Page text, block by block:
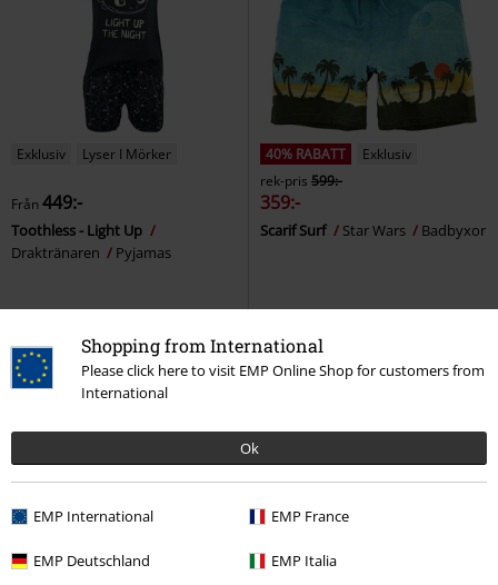
Shopping from International
Please click here to visit EMP Online Shop for customers from
International
Ok
EMP International EMP France
EMP Deutschland EMP Italia
Exklusiv Lyser I Mörker
Från449:-
Toothless - Light Up
Draktränaren
Pyjamas
40% RABATT
Exklusiv
rek-pris 599:-
359:-
Scarif Surf Star Wars Badbyxor